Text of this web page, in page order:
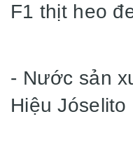
F1 thịt heo
- Nước sản
Hiệu Jóselito